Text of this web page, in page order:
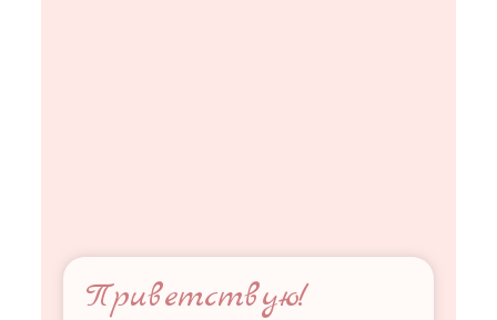
Приветствую!